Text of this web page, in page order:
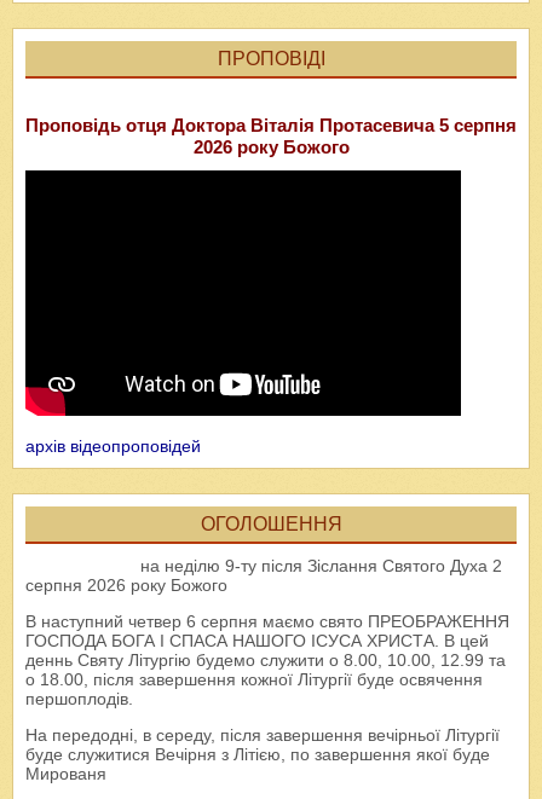
ПРОПОВІДІ
Проповідь отця Доктора Віталія Протасевича 5 серпня
2026 року Божого
архів відеопроповідей
ОГОЛОШЕННЯ
на неділю 9-ту після Зіслання Святого Духа 2
серпня 2026 року Божого
В наступний четвер 6 серпня маємо свято ПРЕОБРАЖЕННЯ
ГОСПОДА БОГА І СПАСА НАШОГО ІСУСА ХРИСТА. В цей
деннь Святу Літургію будемо служити о 8.00, 10.00, 12.99 та
о 18.00, після завершення кожної Літургії буде освячення
першоплодів.
На передодні, в середу, після завершення вечірньої Літургії
буде служитися Вечірня з Літією, по завершення якої буде
Мированя